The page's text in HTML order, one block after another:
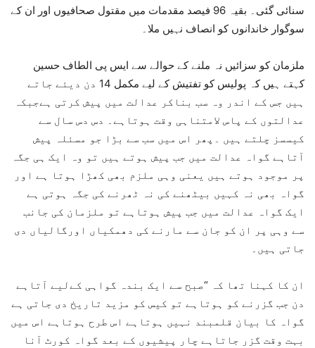
سنائی گئی۔ بقیہ 96 فیصد مقدمات میں مقتول صحافیوں اور ان کے
سوگوار خاندانوں کو انصاف نہیں ملا۔
ملزمان کو سزائیں نہ ملنے کے حوالے سے ایس پی الطاف حسین
کہتے ہیں کہ پولیس کو تفتیش کے لیے مکمل 14 دن دیئے جاتے
ہیں جس کے اندر وہ سب بناکر عدالت میں پیش کرتی ہےجبکہ
عدالتوں کے پاس لامتناہی وقت ہوتاہے۔ دس دس سال سے
کیسسز چلتے ہیں ۔پھر اس میں سب سے بڑا جو مسئلہ پیش
آتاہے گواہ عدالت میں جب پیش ہوتے ہیں تو وہ ایک ہی جگہ
پر موجود ہوتے ہیں یعنی وہی ملزم بھی کھڑا ہوتا ہے اور
گواہ بھی نہ کہیں بیٹھنے کی نہ ٹھرنے کی جگہ ہوتی ہے
ایک گواہ عدالت میں جب پیش ہوتاہے تو ملزمان کی جانب
سے وہی پر ان کو جان سے مارنے کی دھمکیاں اورگالیاں دی
جاتی ہیں۔
ان کا کہنا تھا کہ “صبح سے ایک بندہ گواہی کےلیے آتاہے
دن جب گزرنے کو ہوتاہے تو کیس کو مزید تاریخ دی جاتی ہے
گواہ کا بیان قلمبند نہیں ہوتاہے اس طرح ہوتاہے اس میں
بہت وقت گزر جاتاہے چار پیشیوں کے بعد گواہ کورٹ آنا